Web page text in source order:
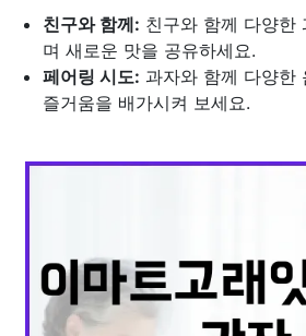
친구와 함께: 친구와 함께 다양한
며 새로운 맛을 공유하세요.
페어링 시도: 과자와 함께 다양한
즐거움을 배가시켜 보세요.